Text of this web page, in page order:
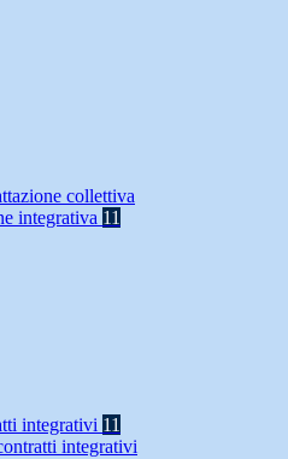
collettiva
integrativa 11
integrativi 11
integrativi